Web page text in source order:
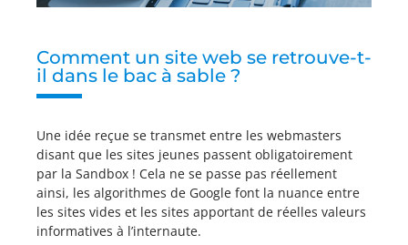
Comment un site web se retrouve-t-
il dans le bac à sable ?
Une idée reçue se transmet entre les webmasters
disant que les sites jeunes passent obligatoirement
par la Sandbox ! Cela ne se passe pas réellement
ainsi, les algorithmes de Google font la nuance entre
les sites vides et les sites apportant de réelles valeurs
informatives à l’internaute.